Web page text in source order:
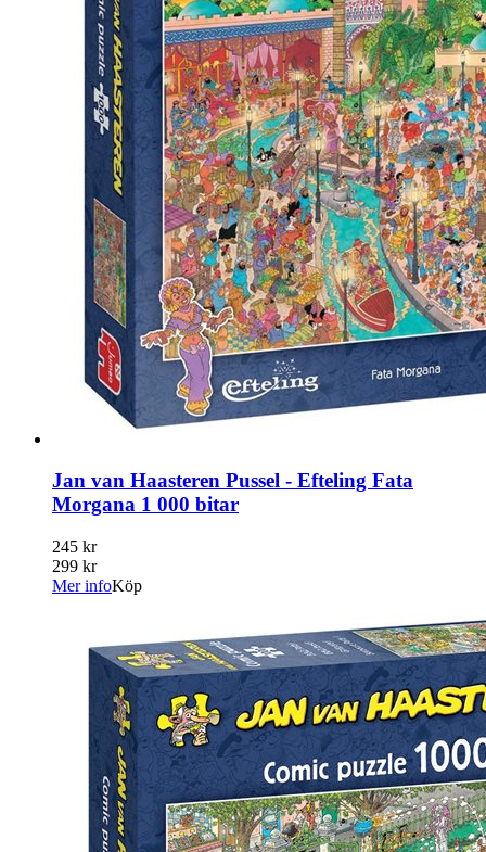
Jan van Haasteren Pussel - Efteling Fata
Morgana 1 000 bitar
245 kr
299 kr
Mer infoKöp